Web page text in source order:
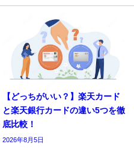
【どっちがいい？】楽天カード
と楽天銀行カードの違い5つを徹
底比較！
2026年8月5日